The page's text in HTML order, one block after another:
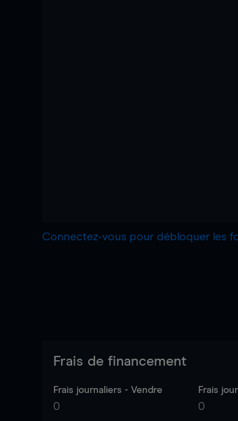
Connectez-vous pour débloquer les
Frais de financement
Frais journaliers - Vendre
0
Frais
0